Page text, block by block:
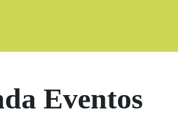
Eventos